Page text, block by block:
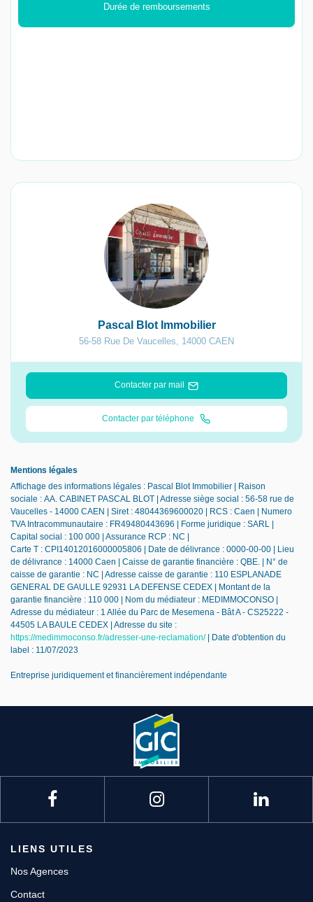
Durée de remboursements
Pascal Blot Immobilier
56-58 Rue De Vaucelles, 14000 CAEN
Contacter par mail
Contacter par téléphone
Mentions légales
Affichage des informations légales : Pascal Blot Immobilier | Raison
sociale : AA. CABINET PASCAL BLOT | Adresse siège social : 56-58 rue de
Vaucelles - 14000 CAEN | Siret : 48044369600020 | RCS : Caen | Numero
TVA Intracommunautaire : FR49480443696 | Forme juridique : SARL |
Capital social : 100 000 | Assurance RCP : NC |
Carte T : CPI14012016000005806 | Date de délivrance : 0000-00-00 | Lieu
de délivrance : 14000 Caen | Caisse de garantie financière : QBE. | N° de
caisse de garantie : NC | Adresse caisse de garantie : 110 ESPLANADE
GENERAL DE GAULLE 92931 LA DEFENSE CEDEX | Montant de la
garantie financière : 110 000 | Nom du médiateur : MEDIMMOCONSO |
Adresse du médiateur : 1 Allée du Parc de Mesemena - Bât A - CS25222 -
44505 LA BAULE CEDEX | Adresse du site :
https://medimmoconso.fr/adresser-une-reclamation/| Date d'obtention du
label : 11/07/2023
Entreprise juridiquement et financièrement indépendante
LIENS UTILES
Nos Agences
Contact